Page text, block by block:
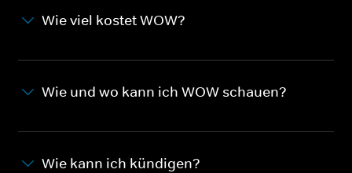
Wie viel kostet WOW?
Wie und wo kann ich WOW schauen?
Wie kann ich kündigen?